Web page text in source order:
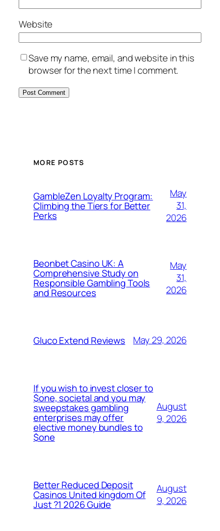
Website
Save my name, email, and website in this
browser for the next time I comment.
MORE POSTS
GambleZen Loyalty Program:
Climbing the Tiers for Better
Perks
May
31,
2026
Beonbet Casino UK: A
Comprehensive Study on
Responsible Gambling Tools
and Resources
May
31,
2026
Gluco Extend Reviews May 29, 2026
If you wish to invest closer to
$one, societal and you may
sweepstakes gambling
enterprises may offer
elective money bundles to
$one
August
9, 2026
Better Reduced Deposit
Casinos United kingdom Of
Just ?1 2026 Guide
August
9, 2026